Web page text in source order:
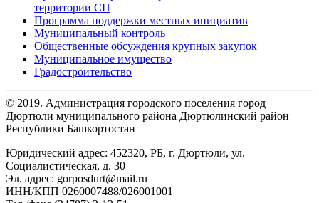
территории СП
Программа поддержки местных инициатив
Муниципальный контроль
Общественные обсуждения крупных закупок
Муниципальное имущество
Градостроительство
© 2019. Администрация городского поселения город
Дюртюли муниципального района Дюртюлинский район
Республики Башкортостан
Юридический адрес: 452320, РБ, г. Дюртюли, ул.
Социалистическая, д. 30
Эл. адрес: gorposdurt@mail.ru
ИНН/КПП 0260007488/026001001